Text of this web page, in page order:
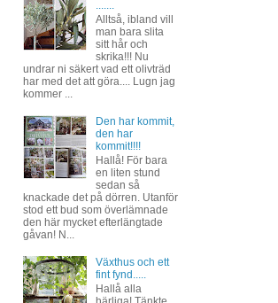
Alltså, ibland vill
man bara slita
sitt hår och
skrika!!! Nu
undrar ni säkert vad ett olivträd
har med det att göra.... Lugn jag
kommer ...
Den har kommit,
den har
kommit!!!!
Hallå! För bara
en liten stund
sedan så
knackade det på dörren. Utanför
stod ett bud som överlämnade
den här mycket efterlängtade
gåvan! N...
Växthus och ett
fint fynd.....
Hallå alla